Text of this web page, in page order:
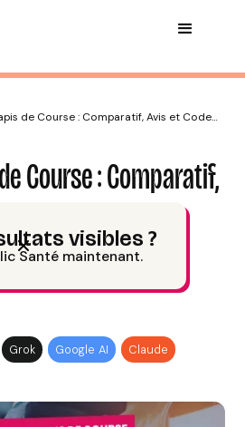
de Course : Comparatif, Avis et Code
Course : Comparatif,
le17/12/25 12min de lecture
Grok Google AI Claude
visibles ?
Santé maintenant.